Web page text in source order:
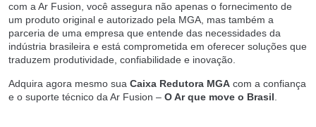
com a Ar Fusion, você assegura não apenas o fornecimento de
um produto original e autorizado pela MGA, mas também a
parceria de uma empresa que entende das necessidades da
indústria brasileira e está comprometida em oferecer soluções que
traduzem produtividade, confiabilidade e inovação.
Adquira agora mesmo sua Caixa Redutora MGA com a confiança
e o suporte técnico da Ar Fusion – O Ar que move o Brasil